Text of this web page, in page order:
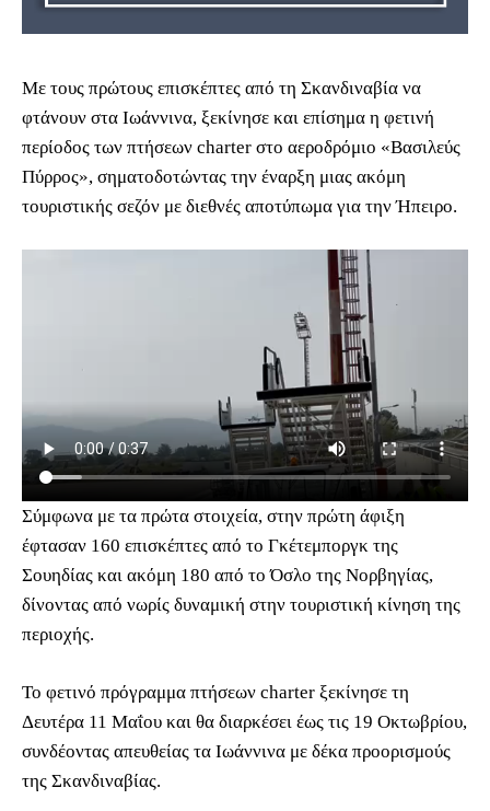
Με τους πρώτους επισκέπτες από τη Σκανδιναβία να
φτάνουν στα Ιωάννινα, ξεκίνησε και επίσημα η φετινή
περίοδος των πτήσεων charter στο αεροδρόμιο «Βασιλεύς
Πύρρος», σηματοδοτώντας την έναρξη μιας ακόμη
τουριστικής σεζόν με διεθνές αποτύπωμα για την Ήπειρο.
Σύμφωνα με τα πρώτα στοιχεία, στην πρώτη άφιξη
έφτασαν 160 επισκέπτες από το Γκέτεμποργκ της
Σουηδίας και ακόμη 180 από το Όσλο της Νορβηγίας,
δίνοντας από νωρίς δυναμική στην τουριστική κίνηση της
περιοχής.
Το φετινό πρόγραμμα πτήσεων charter ξεκίνησε τη
Δευτέρα 11 Μαΐου και θα διαρκέσει έως τις 19 Οκτωβρίου,
συνδέοντας απευθείας τα Ιωάννινα με δέκα προορισμούς
της Σκανδιναβίας.